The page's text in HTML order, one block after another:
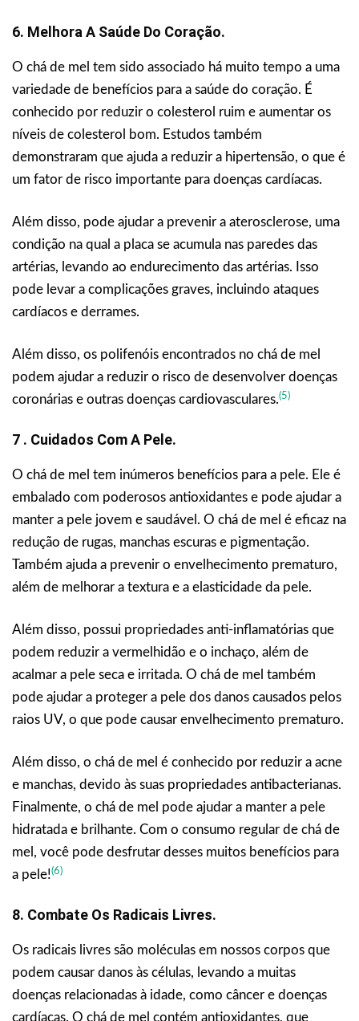
6. Melhora A Saúde Do Coração.
O chá de mel tem sido associado há muito tempo a uma
variedade de benefícios para a saúde do coração. É
conhecido por reduzir o colesterol ruim e aumentar os
níveis de colesterol bom. Estudos também
demonstraram que ajuda a reduzir a hipertensão, o que é
um fator de risco importante para doenças cardíacas.
Além disso, pode ajudar a prevenir a aterosclerose, uma
condição na qual a placa se acumula nas paredes das
artérias, levando ao endurecimento das artérias. Isso
pode levar a complicações graves, incluindo ataques
cardíacos e derrames.
Além disso, os polifenóis encontrados no chá de mel
podem ajudar a reduzir o risco de desenvolver doenças
coronárias e outras doenças cardiovasculares.(5)
7 . Cuidados Com A Pele.
O chá de mel tem inúmeros benefícios para a pele. Ele é
embalado com poderosos antioxidantes e pode ajudar a
manter a pele jovem e saudável. O chá de mel é eficaz na
redução de rugas, manchas escuras e pigmentação.
Também ajuda a prevenir o envelhecimento prematuro,
além de melhorar a textura e a elasticidade da pele.
Além disso, possui propriedades anti-inflamatórias que
podem reduzir a vermelhidão e o inchaço, além de
acalmar a pele seca e irritada. O chá de mel também
pode ajudar a proteger a pele dos danos causados pelos
raios UV, o que pode causar envelhecimento prematuro.
Além disso, o chá de mel é conhecido por reduzir a acne
e manchas, devido às suas propriedades antibacterianas.
Finalmente, o chá de mel pode ajudar a manter a pele
hidratada e brilhante. Com o consumo regular de chá de
mel, você pode desfrutar desses muitos benefícios para
a pele!(6)
8. Combate Os Radicais Livres.
Os radicais livres são moléculas em nossos corpos que
podem causar danos às células, levando a muitas
doenças relacionadas à idade, como câncer e doenças
cardíacas. O chá de mel contém antioxidantes, que